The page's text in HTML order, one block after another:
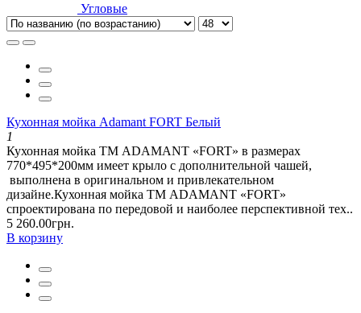
Угловые
Кухонная мойка Adamant FORT Белый
1
Кухонная мойка ТМ ADAMANT «FORT» в размерах
770*495*200мм имеет крыло с дополнительной чашей,
выполнена в оригинальном и привлекательном
дизайне.Кухонная мойка ТМ ADAMANT «FORT»
спроектирована по передовой и наиболее перспективной тех..
5 260.00грн.
В корзину